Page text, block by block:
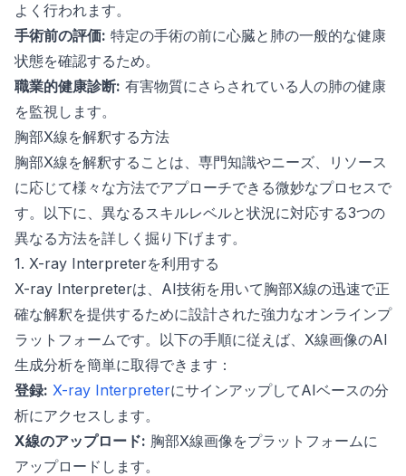
よく行われます。
手術前の評価: 特定の手術の前に心臓と肺の一般的な健康
状態を確認するため。
職業的健康診断: 有害物質にさらされている人の肺の健康
を監視します。
胸部X線を解釈する方法
胸部X線を解釈することは、専門知識やニーズ、リソース
に応じて様々な方法でアプローチできる微妙なプロセスで
す。以下に、異なるスキルレベルと状況に対応する3つの
異なる方法を詳しく掘り下げます。
1. X-ray Interpreterを利用する
X-ray Interpreterは、AI技術を用いて胸部X線の迅速で正
確な解釈を提供するために設計された強力なオンラインプ
ラットフォームです。以下の手順に従えば、X線画像のAI
生成分析を簡単に取得できます：
登録: X-ray InterpreterにサインアップしてAIベースの分
析にアクセスします。
X線のアップロード: 胸部X線画像をプラットフォームに
アップロードします。